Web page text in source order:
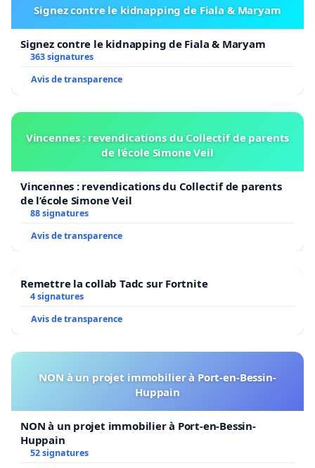
Signez contre le kidnapping de Fiala & Maryam
Signez contre le kidnapping de Fiala & Maryam
363 signatures
Avis de transparence
Vincennes : revendications du Collectif de parents
de l’école Simone Veil
Vincennes : revendications du Collectif de parents
de l’école Simone Veil
88 signatures
Avis de transparence
Remettre la collab Tadc sur Fortnite
4 signatures
Avis de transparence
NON à un projet immobilier à Port-en-Bessin-
Huppain
NON à un projet immobilier à Port-en-Bessin-
Huppain
52 signatures